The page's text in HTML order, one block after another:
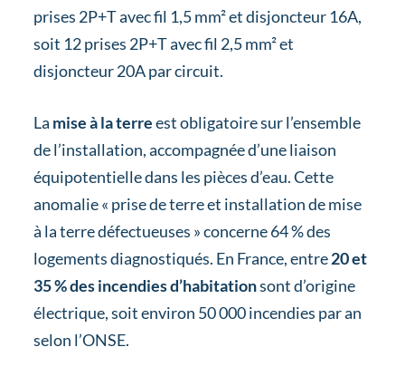
prises 2P+T avec fil 1,5 mm² et disjoncteur 16A,
soit 12 prises 2P+T avec fil 2,5 mm² et
disjoncteur 20A par circuit.
La mise à la terreest obligatoire sur l’ensemble
de l’installation, accompagnée d’une liaison
équipotentielle dans les pièces d’eau. Cette
anomalie « prise de terre et installation de mise
à la terre défectueuses » concerne 64 % des
logements diagnostiqués. En France, entre20 et
35 % des incendies d’habitationsont d’origine
électrique, soit environ 50 000 incendies par an
selon l’ONSE.